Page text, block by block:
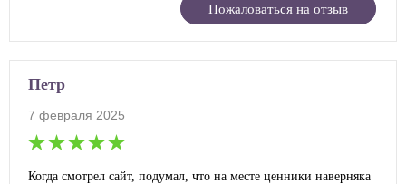
все. Короче, нормальный салон.
Пожаловаться на отзыв
Петр
7 февраля 2025
Когда смотрел сайт, подумал, что на месте ценники наверняка